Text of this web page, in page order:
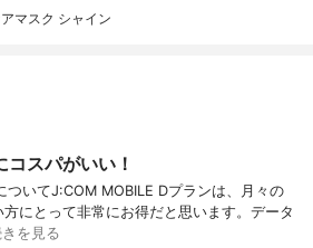
マスク シャイン
スパがいい！
いてJ:COM MOBILE Dプランは、月々の
にとって非常にお得だと思います。データ
を見る